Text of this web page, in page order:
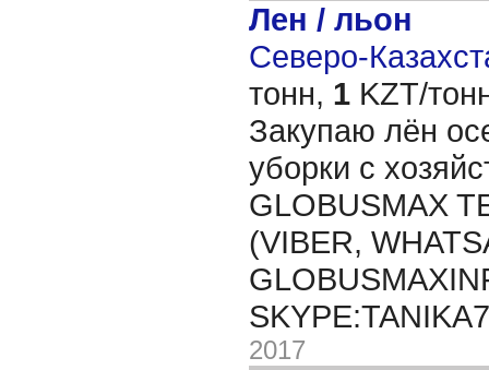
Лен / льон
Северо-
тонн, 1 KZT/
Закупаю лён
уборки с
GLOBUSMAX
(VIBER,
2017